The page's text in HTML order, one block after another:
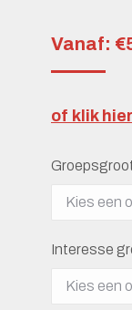
Vanaf: €
of klik
Interesse